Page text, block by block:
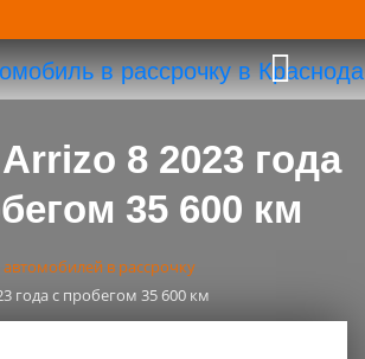
8 2023 года
35 600 км
автомобилей в рассрочку
года с пробегом 35 600 км